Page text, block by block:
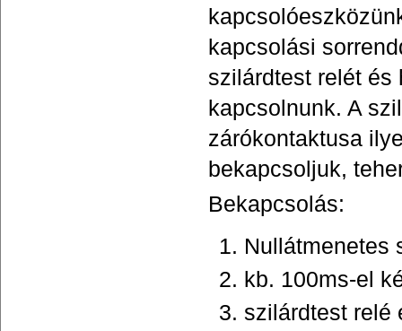
kapcsolási
szilárdtest relét és
kapcsolnunk. A
zárókontaktusa
bekapcsoljuk,
Bekapcsolás:
Nullátmenetes
kb. 100ms-el
szilárdtest relé